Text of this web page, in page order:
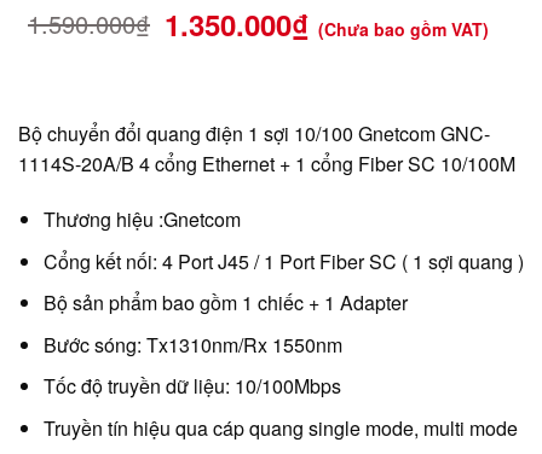
1.590.000₫ 1.350.000₫ (Chưa bao gồm VAT)
Bộ chuyển đổi quang điện 1 sợi 10/100 Gnetcom GNC-
1114S-20A/B 4 cổng Ethernet + 1 cổng Fiber SC 10/100M
Thương hiệu :Gnetcom
Cổng kết nối: 4 Port J45 / 1 Port Fiber SC ( 1 sợi quang )
Bộ sản phẩm bao gồm 1 chiếc + 1 Adapter
Bước sóng: Tx1310nm/Rx 1550nm
Tốc độ truyền dữ liệu: 10/100Mbps
Truyền tín hiệu qua cáp quang single mode, multi mode